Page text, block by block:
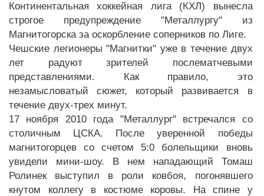
Континентальная хоккейная лига (КХЛ) вынесла
строгое предупреждение "Металлургу" из
Магнитогорска за оскорбление соперников по Лиге.
Чешские легионеры "Магнитки" уже в течение двух
лет радуют зрителей послематчевыми
представлениями. Как правило, это
незамысловатый сюжет, который развивается в
течение двух-трех минут.
17 ноября 2010 года "Металлург" встречался со
столичным ЦСКА. После уверенной победы
магнитогорцев со счетом 5:0 болельщики вновь
увидели мини-шоу. В нем нападающий Томаш
Ролинек выступил в роли ковбоя, погонявшего
кнутом коллегу в костюме коровы. На спине у